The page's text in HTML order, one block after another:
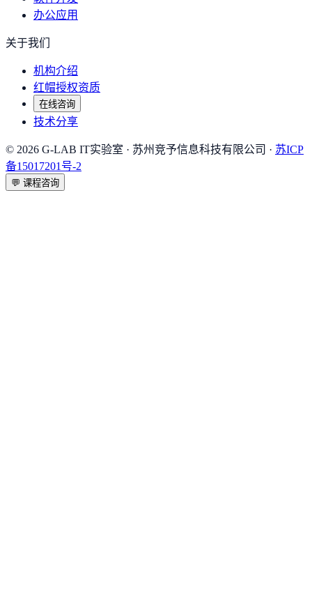
办公应用
关于我们
机构介绍
红帽授权资质
在线咨询
技术分享
© 2026 G-LAB IT实验室 · 苏州竞予信息科技有限公司 · 苏ICP
备15017201号-2
💬 课程咨询